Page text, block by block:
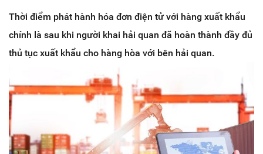
Thời điểm phát hành hóa đơn điện tử với hàng xuất khẩu
chính là sau khi người khai hải quan đã hoàn thành đầy đủ
thủ tục xuất khẩu cho hàng hòa với bên hải quan.